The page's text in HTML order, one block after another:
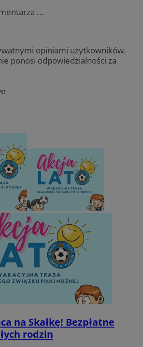
...
opiniami użytkowników.
ponosi odpowiedzialności za
na Skałkę! Bezpłatne
rodzin